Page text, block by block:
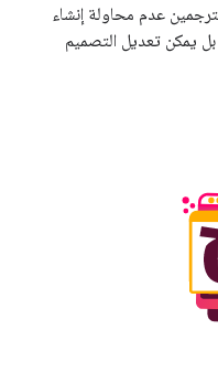
عدم محاولة إنشاء
يمكن تعديل التصميم